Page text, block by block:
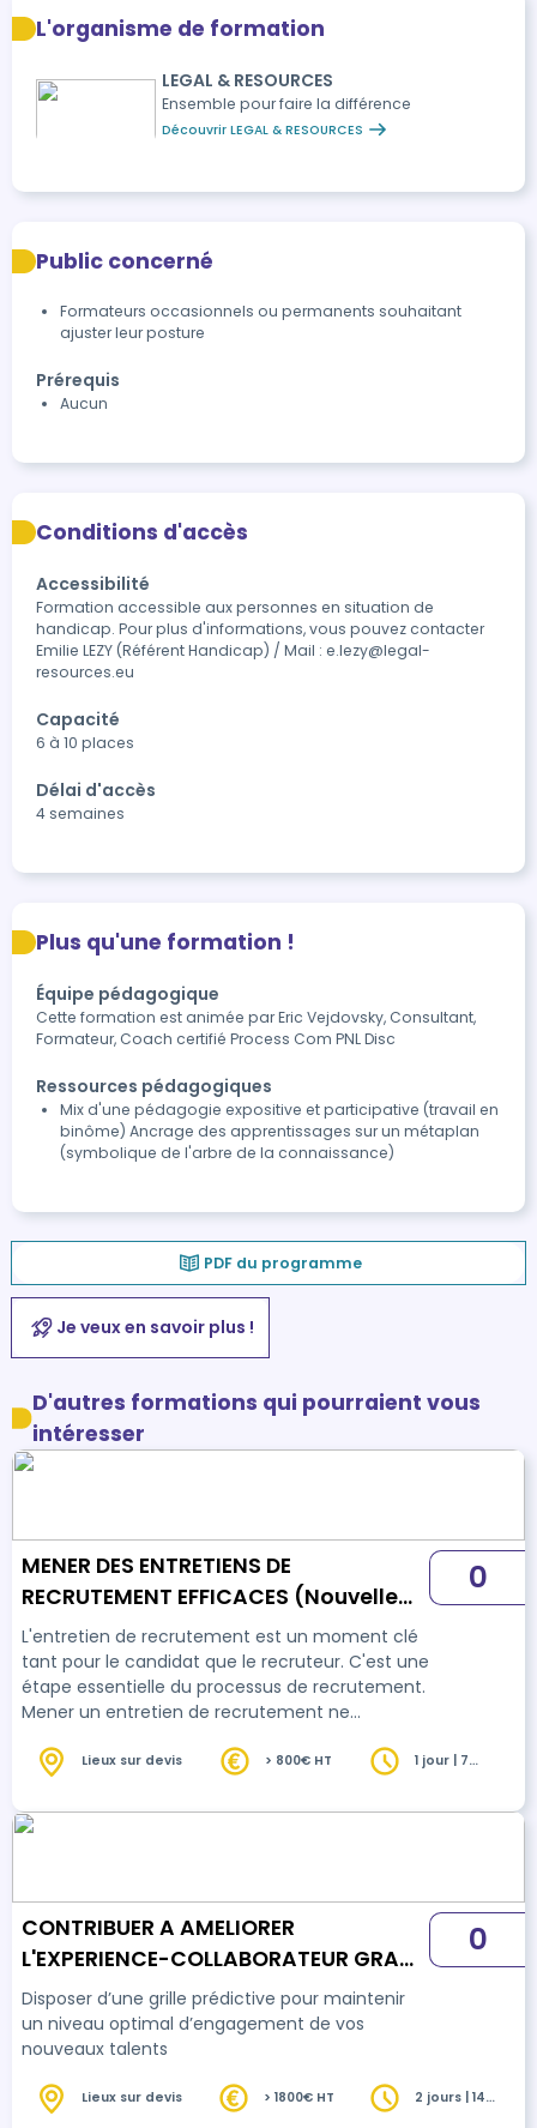
L'organisme de formation
LEGAL & RESOURCES
Ensemble pour faire la différence
Découvrir LEGAL & RESOURCES
Public concerné
Formateurs occasionnels ou permanents souhaitant
ajuster leur posture
Prérequis
Aucun
Conditions d'accès
Accessibilité
Formation accessible aux personnes en situation de
handicap. Pour plus d'informations, vous pouvez contacter
Emilie LEZY (Référent Handicap) / Mail : e.lezy@legal-
resources.eu
Capacité
6 à 10 places
Délai d'accès
4 semaines
Plus qu'une formation !
Équipe pédagogique
Cette formation est animée par Eric Vejdovsky, Consultant,
Formateur, Coach certifié Process Com PNL Disc
Ressources pédagogiques
Mix d'une pédagogie expositive et participative (travail en
binôme) Ancrage des apprentissages sur un métaplan
(symbolique de l'arbre de la connaissance)
PDF du programme
Je veux en savoir plus !
D'autres formations qui pourraient vous
intéresser
MENER DES ENTRETIENS DE
RECRUTEMENT EFFICACES (Nouvelle
formation)
L'entretien de recrutement est un moment clé
tant pour le candidat que le recruteur. C'est une
étape essentielle du processus de recrutement.
Mener un entretien de recrutement ne
méthodologie, un savoir faire et un savoir être
d'acquérir les techniques pour préparer et
structurer efficacement vos entretiens de
0
Lieux sur devis > 800€ HT
1 jour | 7
CONTRIBUER A AMELIORER
L'EXPERIENCE-COLLABORATEUR GRACE
A UN RECRUTEMENT PREDICTIF
(Nouvelle formation)
Disposer d’une grille prédictive pour maintenir
un niveau optimal d’engagement de vos
nouveaux talents
0
Lieux sur devis > 1800€ HT
2 jours | 14